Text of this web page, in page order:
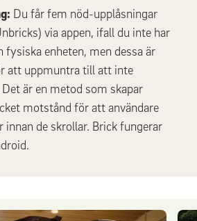
Du får fem nöd-upplåsningar
via appen, ifall du inte har
fysiska enheten, men dessa är
att uppmuntra till att inte
är en metod som skapar
motstånd för att användare
innan de skrollar. Brick fungerar